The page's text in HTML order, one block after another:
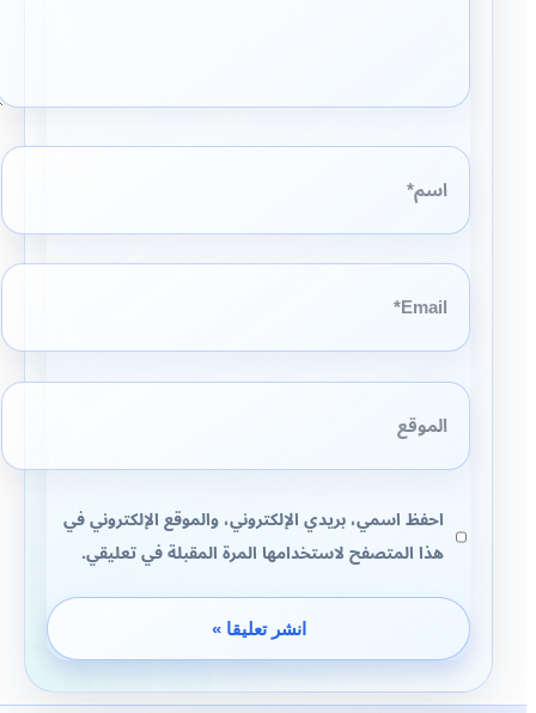
اسم*
Email*
الموقع
احفظ اسمي، بريدي الإلكتروني، والموقع الإلكتروني في
هذا المتصفح لاستخدامها المرة المقبلة في تعليقي.